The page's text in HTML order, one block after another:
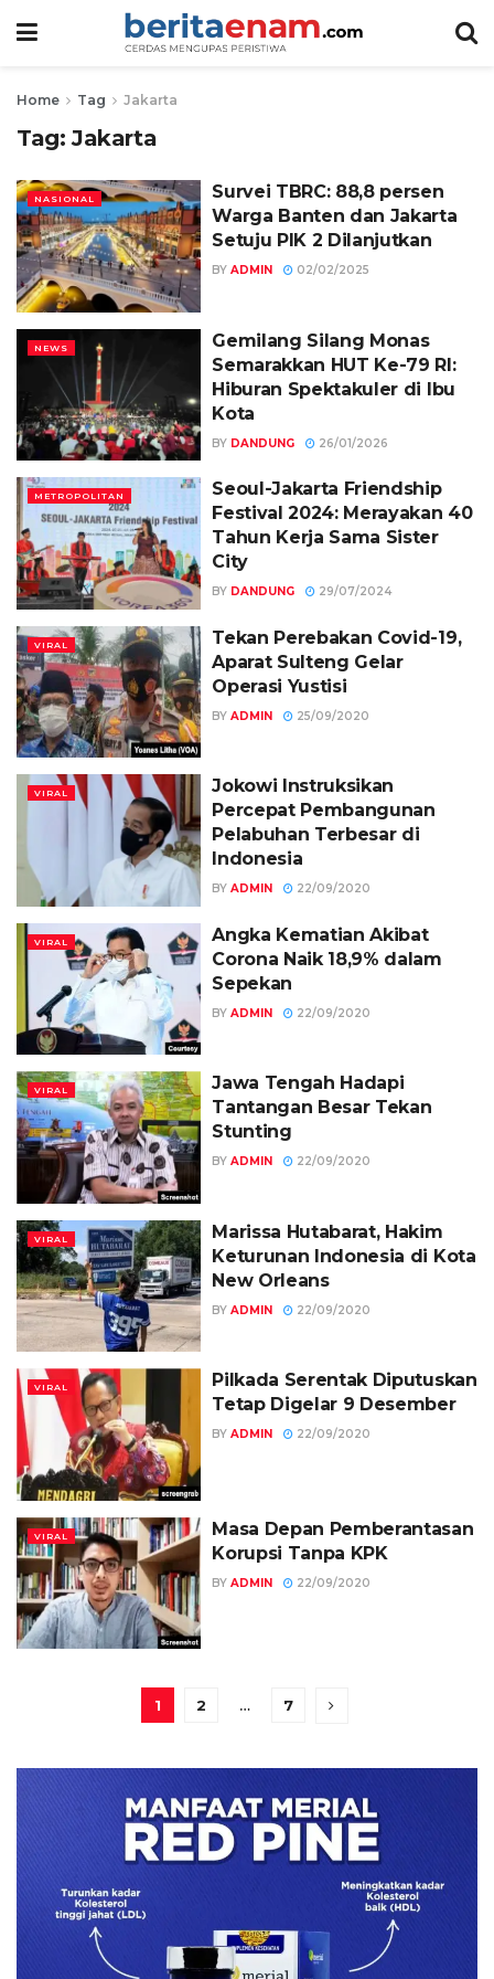
Home Tag Jakarta
Tag:Jakarta
NASIONAL
Survei TBRC: 88,8 persen
Warga Banten dan Jakarta
Setuju PIK 2 Dilanjutkan
BY ADMIN 02/02/2025
NEWS
Gemilang Silang Monas
Semarakkan HUT Ke-79 RI:
Hiburan Spektakuler di Ibu
Kota
BY DANDUNG 26/01/2026
METROPOLITAN
Seoul-Jakarta Friendship
Festival 2024: Merayakan 40
Tahun Kerja Sama Sister
City
BY DANDUNG 29/07/2024
VIRAL
Tekan Perebakan Covid-19,
Aparat Sulteng Gelar
Operasi Yustisi
BY ADMIN 25/09/2020
VIRAL
Jokowi Instruksikan
Percepat Pembangunan
Pelabuhan Terbesar di
Indonesia
BY ADMIN 22/09/2020
VIRAL
Angka Kematian Akibat
Corona Naik 18,9% dalam
Sepekan
BY ADMIN 22/09/2020
VIRAL
Jawa Tengah Hadapi
Tantangan Besar Tekan
Stunting
BY ADMIN 22/09/2020
VIRAL
Marissa Hutabarat, Hakim
Keturunan Indonesia di Kota
New Orleans
BY ADMIN 22/09/2020
VIRAL
Pilkada Serentak Diputuskan
Tetap Digelar 9 Desember
BY ADMIN 22/09/2020
VIRAL
Masa Depan Pemberantasan
Korupsi Tanpa KPK
BY ADMIN 22/09/2020
1 2 … 7